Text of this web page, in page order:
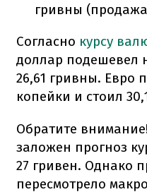
гривны
Согласно курсу
доллар подешевел
26,61 гривны. Евро
копейки и стоил
Обратите
заложен прогноз
27 гривен. Однако
пересмотрело